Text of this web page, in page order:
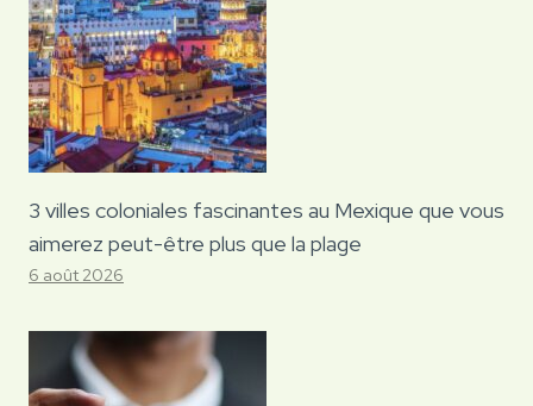
3 villes coloniales fascinantes au Mexique que vous
aimerez peut-être plus que la plage
6 août 2026